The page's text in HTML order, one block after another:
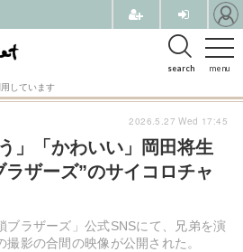
menu
search
しています
」「かわいい」岡田将生
ラザーズ”のサイコロチャ
ブラザーズ」公式SNSにて、兄弟を演
撮影の合間の映像が公開された。
2026.5.27 Wed 17:45